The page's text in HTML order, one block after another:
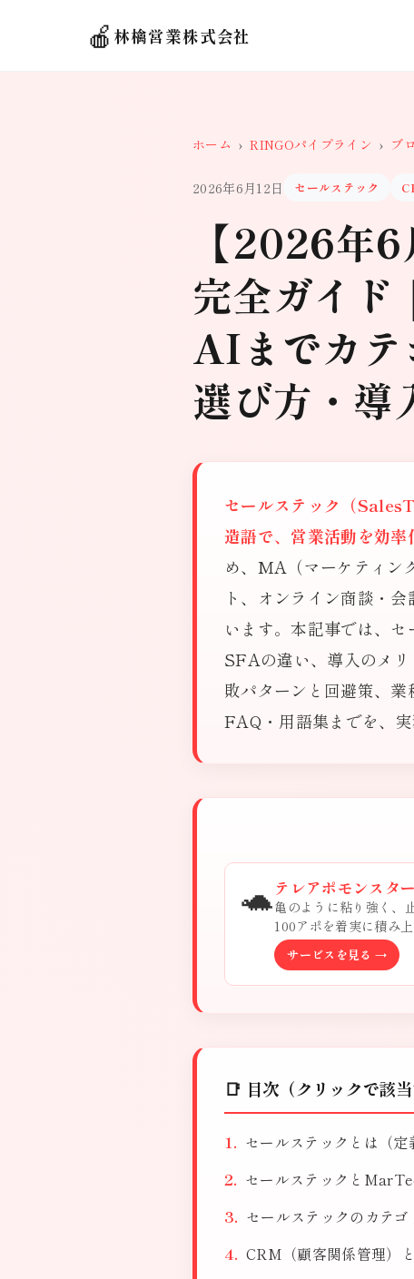
🍎 林檎営業株式会社
ホーム › RINGOパイプライン › ブ
2026年6月12日 セールステック
【2026年
完全ガイ
AIまでカテ
選び方・導
セールステック（
造語で、営業活動を効
め、MA（マーケティン
ト、オンライン商談・
います。本記事では、
SFAの違い、導入のメ
敗パターンと回避策、業
FAQ・用語集までを、実
🐢 テレアポモンスター
亀のように粘り強く、
100アポを着実に積み
サービスを見る →
📑 目次（クリックで該当
セールステックとは（
セールステックと
セールステックのカテゴ
CRM（顧客関係管理）